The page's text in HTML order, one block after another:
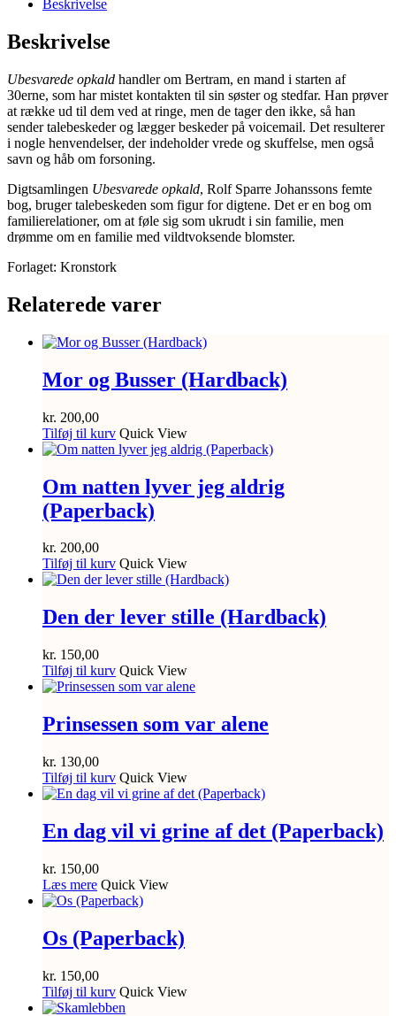
Beskrivelse
Beskrivelse
Ubesvarede opkald handler om Bertram, en mand i starten af
30erne, som har mistet kontakten til sin søster og stedfar. Han prøver
at række ud til dem ved at ringe, men de tager den ikke, så han
sender talebeskeder og lægger beskeder på voicemail. Det resulterer
i nogle henvendelser, der indeholder vrede og skuffelse, men også
savn og håb om forsoning.
Digtsamlingen Ubesvarede opkald, Rolf Sparre Johanssons femte
bog, bruger talebeskeden som figur for digtene. Det er en bog om
familierelationer, om at føle sig som ukrudt i sin familie, men
drømme om en familie med vildtvoksende blomster.
Forlaget: Kronstork
Relaterede varer
Mor og Busser (Hardback)
kr. 200,00
Tilføj til kurv Quick View
Om natten lyver jeg aldrig
(Paperback)
kr. 200,00
Tilføj til kurv Quick View
Den der lever stille (Hardback)
kr. 150,00
Tilføj til kurv Quick View
Prinsessen som var alene
kr. 130,00
Tilføj til kurv Quick View
En dag vil vi grine af det (Paperback)
kr. 150,00
Læs mere Quick View
Os (Paperback)
kr. 150,00
Tilføj til kurv Quick View